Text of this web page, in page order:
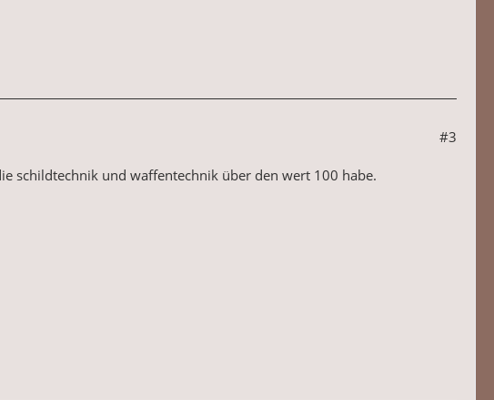
#3
schildtechnik und waffentechnik über den wert 100 habe.